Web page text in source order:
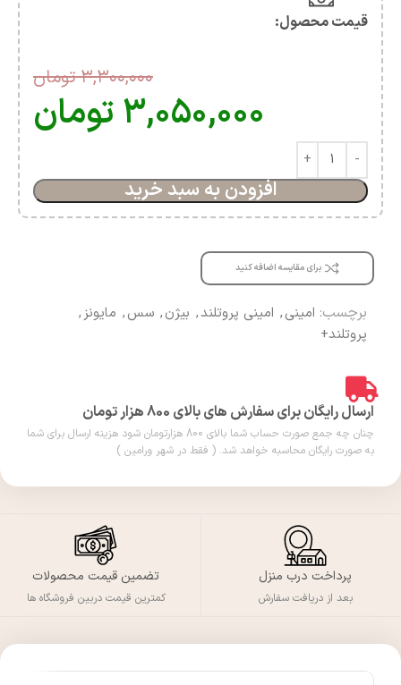
قیمت محصول:​
۳,۳۰۰,۰۰۰ تومان
۳,۰۵۰,۰۰۰تومان
افزودن به سبد خرید
برای مقایسه اضافه کنید
برچسب: امینی, امینی پروتلند, بیژن, سس, مایونز,
پروتلند+
ارسال رایگان برای سفارش های بالای 800 هزار تومان
چنان چه جمع صورت حساب شما بالای 800 هزارتومان شود هزینه ارسال برای شما
به صورت رایگان محاسبه خواهد شد. ( فقط در شهر ورامین )
پرداخت درب منزل
بعد از دریافت سفارش
تضمین قیمت محصولات
کمترین قیمت دربین فروشگاه ها